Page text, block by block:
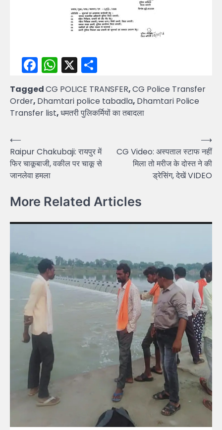
Facebook
WhatsApp
X
TaggedCG POLICE TRANSFER,CG Police Transfer
Order, Dhamtari police tabadla, Dhamtari Police
Transfer list,धमतरी पुलिकर्मियों का तबादला
Post
navigation
⟵
Raipur Chakubaji: रायपुर में
फिर चाकूबाजी, वकील पर चाकू से
जानलेवा हमला
CG Video: अस्पताल स्टाफ नहीं
मिला तो मरीज के दोस्त ने की
ड्रेसिंग, देखें VIDEO
⟶
More Related Articles